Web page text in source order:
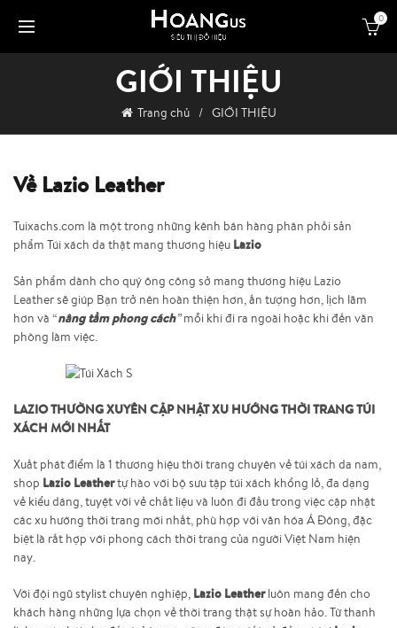
0
GIỚI THIỆU
Trang chủ GIỚI THIỆU
Về Lazio Leather
Tuixachs.com là một trong những kênh bán hàng phân phối sản
phẩm Túi xách da thật mang thương hiệu Lazio
Sản phẩm dành cho quý ông công sở mang thương hiệu Lazio
Leathersẽ giúp Bạn trở nên hoàn thiện hơn, ấn tượng hơn, lịch lãm
hơn và “nâng tầm phong cách”mỗi khi đi ra ngoài hoặc khi đến văn
phòng làm việc.
LAZIO THƯỜNG XUYÊN CẬP NHẬT XU HƯỚNG THỜI TRANG TÚI
XÁCH MỚI NHẤT
Xuất phát điểm là 1 thương hiệu thời trang chuyên về túi xách da nam,
shop Lazio Leathertự hào với bộ sưu tập túi xách khổng lồ, đa dạng
về kiểu dáng, tuyệt vời về chất liệu và luôn đi đầu trong việc cập nhật
các xu hướng thời trang mới nhất, phù hợp với văn hóa Á Đông, đặc
biệt là rất hợp với phong cách thời trang của người Việt Nam hiện
nay.
Với đội ngũ stylist chuyên nghiệp, Lazio Leatherluôn mang đến cho
khách hàng những lựa chọn về thời trang thật sự hoàn hảo. Từ thanh